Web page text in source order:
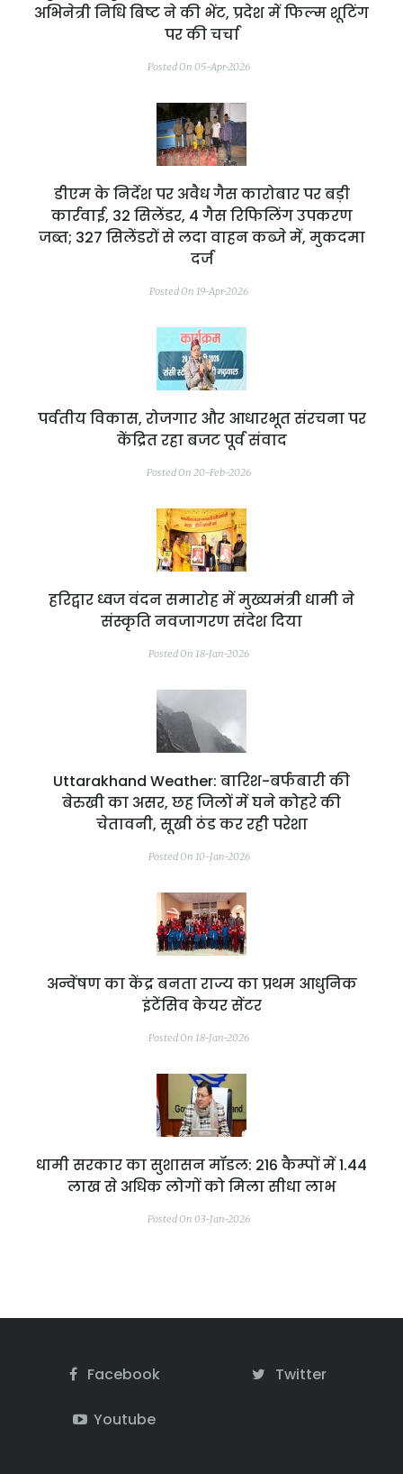
अभिनेत्री निधि बिष्ट ने की भेंट, प्रदेश में फिल्म शूटिंग
पर की चर्चा
Posted On 05-Apr-2026
डीएम के निर्देश पर अवैध गैस कारोबार पर बड़ी
कार्रवाई, 32 सिलेंडर, 4 गैस रिफिलिंग उपकरण
जब्त; 327 सिलेंडरों से लदा वाहन कब्जे में, मुकदमा
दर्ज
Posted On 19-Apr-2026
पर्वतीय विकास, रोजगार और आधारभूत संरचना पर
केंद्रित रहा बजट पूर्व संवाद
Posted On 20-Feb-2026
हरिद्वार ध्वज वंदन समारोह में मुख्यमंत्री धामी ने
संस्कृति नवजागरण संदेश दिया
Posted On 18-Jan-2026
Uttarakhand Weather: बारिश-बर्फबारी की
बेरुखी का असर, छह जिलों में घने कोहरे की
चेतावनी, सूखी ठंड कर रही परेशा
Posted On 10-Jan-2026
अन्वेंषण का केंद्र बनता राज्य का प्रथम आधुनिक
इंटेंसिव केयर सेंटर
Posted On 18-Jan-2026
धामी सरकार का सुशासन मॉडल: 216 कैम्पों में 1.44
लाख से अधिक लोगों को मिला सीधा लाभ
Posted On 03-Jan-2026
Facebook Twitter
Youtube